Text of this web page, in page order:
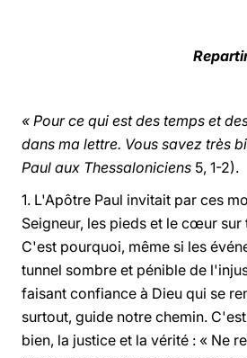
« Pour ce qui est des temps et
dans ma lettre. Vous savez très
Paul aux Thessaloniciens 5, 1-2).
1. L'Apôtre Paul invitait par ces
Seigneur, les pieds et le cœur
C'est pourquoi, même si les
tunnel sombre et pénible de
faisant confiance à Dieu qui se
surtout, guide notre chemin.
bien, la justice et la vérité : « Ne